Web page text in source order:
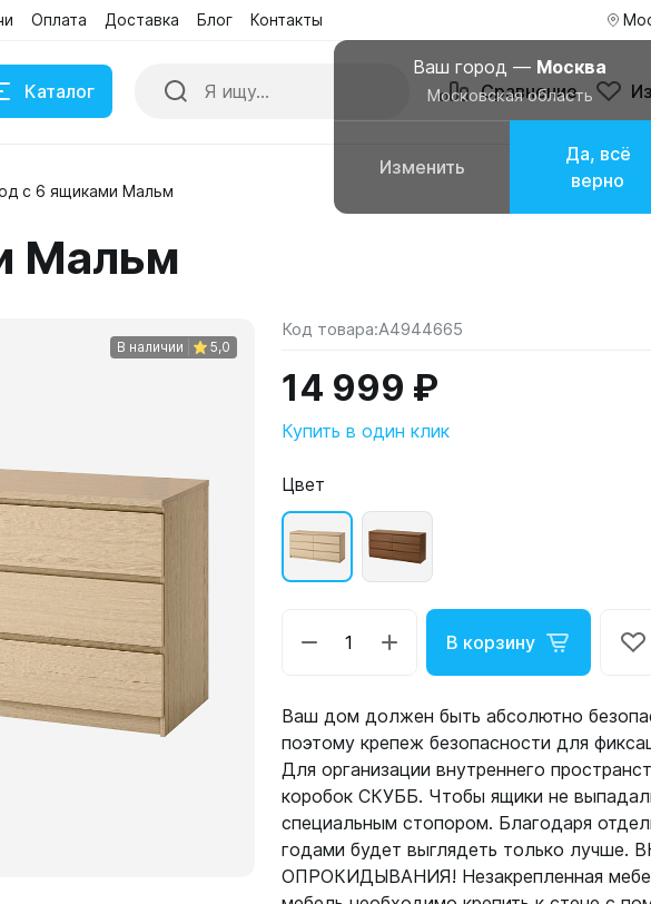
Оплата Доставка Блог Контакты
Ваш город — Москва
Московская область
Изменить
Да, всё
верно
Каталог Сравнение
колонки
с 6 ящиками Мальм
Мальм
В наличии 5,0
Код товара:A4944665
14 999 ₽
Купить в один клик
Цвет
В корзину
Ваш дом должен быть абсолютно
поэтому крепеж безопасности для
Для организации внутреннего
коробок СКУББ. Чтобы ящики не
специальным стопором. Благодаря
годами будет выглядеть только
ОПРОКИДЫВАНИЯ! Незакрепленная